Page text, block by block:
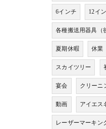
6インチ 12イ
各種搬送用器具（
夏期休暇 休業
スカイツリー
宴会 クリーニ
動画 アイエス
レーザーマーキン